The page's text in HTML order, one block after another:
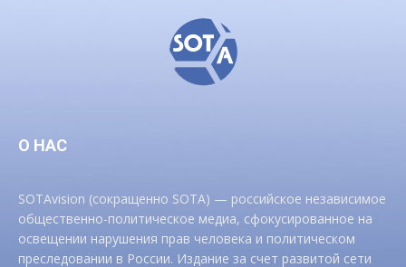
О НАС
SOTAvision (сокращенно SOTA) — российское независимое
общественно-политическое медиа, сфокусированное на
освещении нарушения прав человека и политическом
преследовании в России. Издание за счет развитой сети